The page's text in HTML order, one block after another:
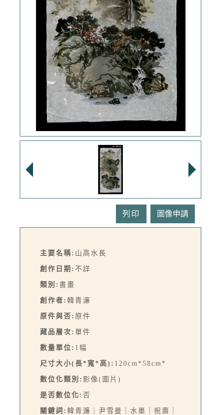
列印
主要名稱: 山高水長
創作日期: 不詳
類別: 書畫
創作者: 韓青濓
原件與否: 原件
藏品層次: 單件
數量單位: 1幅
尺寸大小(長*寬*高): 120cm*58cm*
數位化類別: 影像(圖片)
是否數位化: 否
關鍵詞: 韓青濂｜尹雪曼｜水墨｜祝壽｜